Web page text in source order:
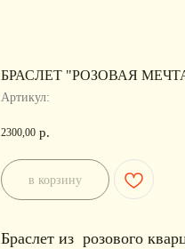
БРАСЛЕТ "РОЗОВАЯ
Артикул:
2300,00 р.
в корзину
Браслет из розового